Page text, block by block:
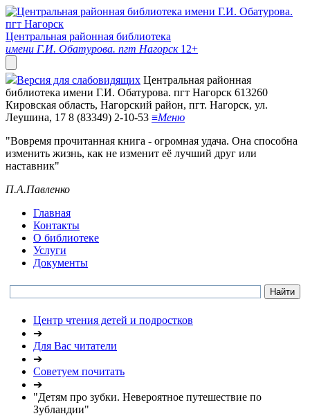
Центральная районная библиотека
имени Г.И. Обатурова. пгт Нагорск 12+
Версия для слабовидящих Центральная районная
библиотека имени Г.И. Обатурова. пгт Нагорск 613260
Кировская область, Нагорский район, пгт. Нагорск, ул.
Леушина, 17 8 (83349) 2-10-53 ≡Меню
"Вовремя прочитанная книга - огромная удача. Она способна
изменить жизнь, как не изменит её лучший друг или
наставник"
П.А.Павленко
Главная
Контакты
О библиотеке
Услуги
Документы
Центр чтения детей и подростков
➔
Для Вас читатели
➔
Советуем почитать
➔
"Детям про зубки. Невероятное путешествие по
Зубландии"